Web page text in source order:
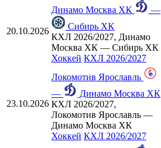
20.10.2026
Динамо Москва ХК
—
Сибирь ХК
КХЛ 2026/2027, Динамо
Москва ХК — Сибирь ХК
Хоккей КХЛ 2026/2027
23.10.2026
Локомотив Ярославль
—
Динамо Москва ХК
КХЛ 2026/2027,
Локомотив Ярославль —
Динамо Москва ХК
Хоккей КХЛ 2026/2027